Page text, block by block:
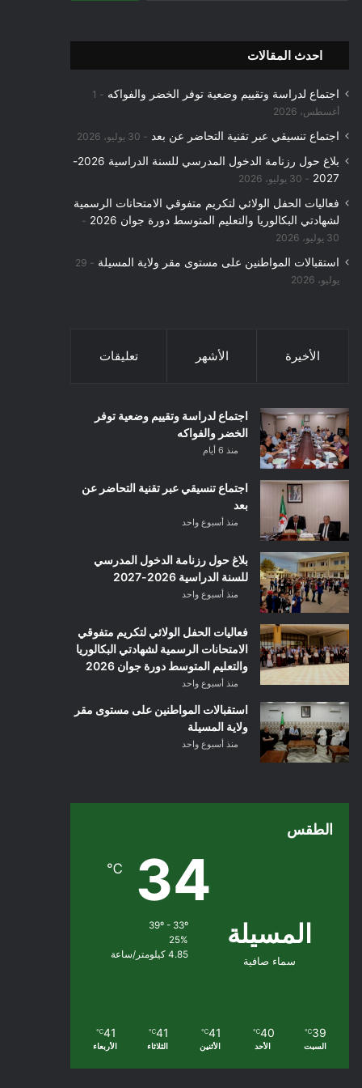
ث
:
احدث المقالات
اجتماع لدراسة وتقييم وضعية توفر الخضر والفواكه
1
أغسطس، 2026
اجتماع تنسيقي عبر تقنية التحاضر عن بعد 30 يوليو، 2026
بلاغ حول رزنامة الدخول المدرسي للسنة الدراسية 2026-
2027
30 يوليو، 2026
فعاليات الحفل الولائي لتكريم متفوقي الامتحانات الرسمية
لشهادتي البكالوريا والتعليم المتوسط دورة جوان 2026
30 يوليو، 2026
استقبالات المواطنين على مستوى مقر ولاية المسيلة
29
يوليو، 2026
الأخيرة الأشهر تعليقات
اجتماع لدراسة وتقييم وضعية توفر
الخضر والفواكه
منذ 6 أيام
اجتماع تنسيقي عبر تقنية التحاضر عن
بعد
منذ أسبوع واحد
بلاغ حول رزنامة الدخول المدرسي
للسنة الدراسية 2026-2027
منذ أسبوع واحد
فعاليات الحفل الولائي لتكريم متفوقي
الامتحانات الرسمية لشهادتي البكالوريا
والتعليم المتوسط دورة جوان 2026
منذ أسبوع واحد
استقبالات المواطنين على مستوى مقر
ولاية المسيلة
منذ أسبوع واحد
الطقس
المسيلة
سماء صافية
34
℃
25%
4.85 كيلومتر/ساعة
39
℃
السبت
40
℃
الأحد
41
℃
الأثنين
41
℃
الثلاثاء
41
℃
الأربعاء